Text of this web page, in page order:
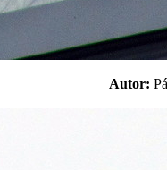
Autor: